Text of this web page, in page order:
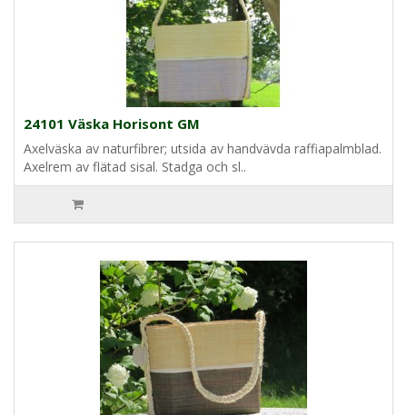
24101 Väska Horisont GM
Axelväska av naturfibrer; utsida av handvävda raffiapalmblad.
Axelrem av flätad sisal. Stadga och sl..